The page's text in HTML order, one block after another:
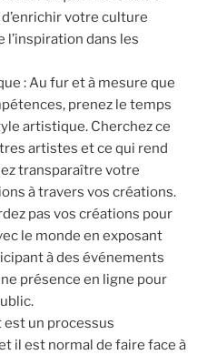
votre culture
dans les
: Au fur et à mesure que
prenez le temps
artistique. Cherchez ce
artistes et ce qui rend
transparaître votre
à travers vos créations.
pas vos créations pour
le monde en exposant
à des événements
présence en ligne pour
est un processus
il est normal de faire face à